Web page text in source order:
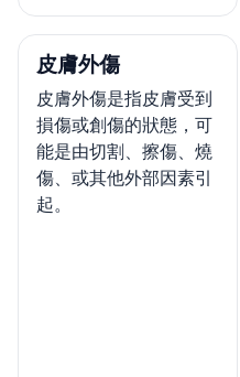
皮膚外傷
皮膚外傷是指皮膚受到
損傷或創傷的狀態，可
能是由切割、擦傷、燒
傷、或其他外部因素引
起。